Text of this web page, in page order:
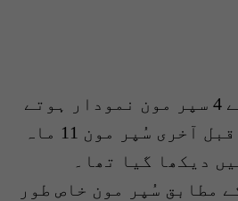
اوسطاً ہر سال 3 سے 4 سپر مون نمودار ہوتے
ہیں، تاہم اس سے قبل آخری سُپر مون 11 ماہ
نومبر 2024 میں دیکھا گیا تھا۔
مطابق سُپر مون خاص طور